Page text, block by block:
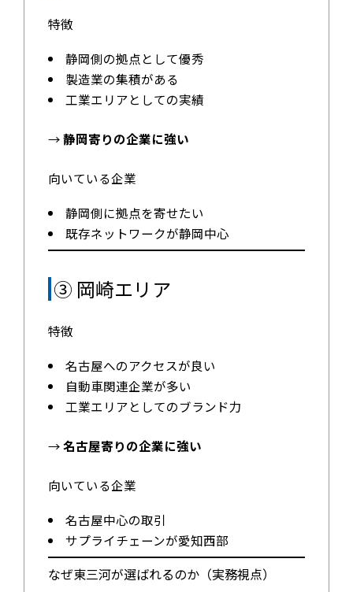
特徴
静岡側の拠点として優秀
製造業の集積がある
工業エリアとしての実績
→静岡寄りの企業に強い
向いている企業
静岡側に拠点を寄せたい
既存ネットワークが静岡中心
③ 岡崎エリア
特徴
名古屋へのアクセスが良い
自動車関連企業が多い
工業エリアとしてのブランド力
→名古屋寄りの企業に強い
向いている企業
名古屋中心の取引
サプライチェーンが愛知西部
なぜ東三河が選ばれるのか（実務視点）